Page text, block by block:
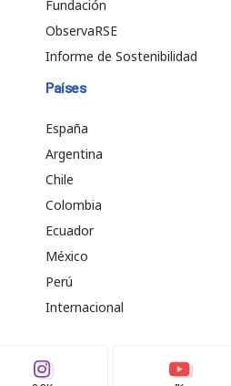
Fundación
ObservaRSE
Informe de Sostenibilidad
Países
España
Argentina
Chile
Colombia
Ecuador
México
Perú
Internacional